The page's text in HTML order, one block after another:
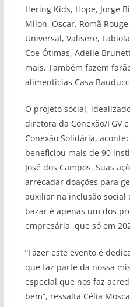
Hering Kids, Hope, Jorge
Milon, Oscar, Romã
Universal, Valisere,
Coe Ótimas, Adelle
mais. Também fazem
alimentícias Casa
O projeto social,
diretora da Conexão/FGV
Conexão Solidária,
beneficiou mais de 90
José dos Campos. Suas
arrecadar doações para
auxiliar na inclusão social
bazar é apenas um dos
empresária, que só em
“Fazer este evento é
que faz parte da nossa
especial que nos faz
bem”, ressalta Célia